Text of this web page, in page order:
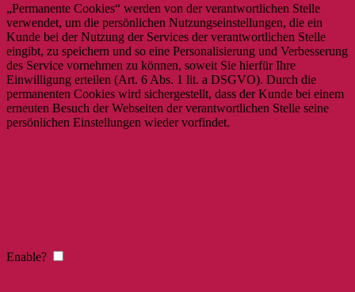
„Permanente Cookies“ werden von der verantwortlichen Stelle
verwendet, um die persönlichen Nutzungseinstellungen, die ein
Kunde bei der Nutzung der Services der verantwortlichen Stelle
eingibt, zu speichern und so eine Personalisierung und Verbesserung
des Service vornehmen zu können, soweit Sie hierfür Ihre
Einwilligung erteilen (Art. 6 Abs. 1 lit. a DSGVO). Durch die
permanenten Cookies wird sichergestellt, dass der Kunde bei einem
erneuten Besuch der Webseiten der verantwortlichen Stelle seine
persönlichen Einstellungen wieder vorfindet.
Enable?